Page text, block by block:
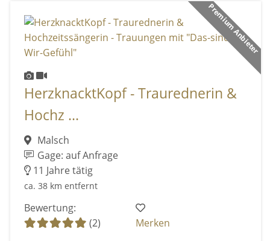
Premium Anbieter
HerzknacktKopf - Traurednerin &
Hochz ...
Malsch
Gage: auf Anfrage
11 Jahre tätig
ca. 38 km entfernt
Bewertung:
(2)
Merken